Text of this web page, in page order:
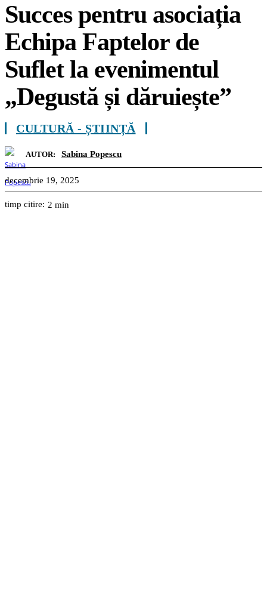
Succes pentru asociația
Echipa Faptelor de
Suflet la evenimentul
„Degustă și dăruiește”
CULTURĂ - ȘTIINȚĂ
AUTOR: Sabina Popescu
decembrie 19, 2025
timp citire: 2 min